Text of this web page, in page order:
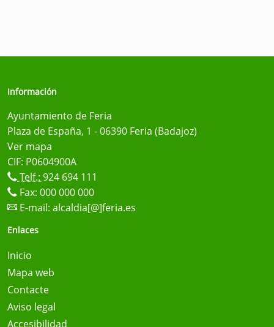
Información
Ayuntamiento de Feria
Plaza de España, 1 - 06390 Feria (Badajoz)
Ver mapa
CIF: P0604900A
Telf.: 924 694 111
Fax: 000 000 000
E-mail: alcaldia[@]feria.es
Enlaces
Inicio
Mapa web
Contacte
Aviso legal
Accesibilidad